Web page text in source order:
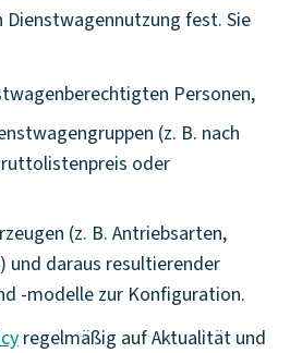
Dienstwagennutzung fest. Sie
Personen,
(z. B. nach
oder
(z. B. Antriebsarten,
daraus resultierender
-modelle zur Konfiguration.
regelmäßig auf Aktualität und